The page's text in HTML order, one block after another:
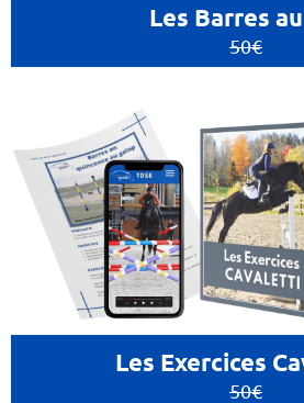
Les Barres
50€
Les Exercices
50€